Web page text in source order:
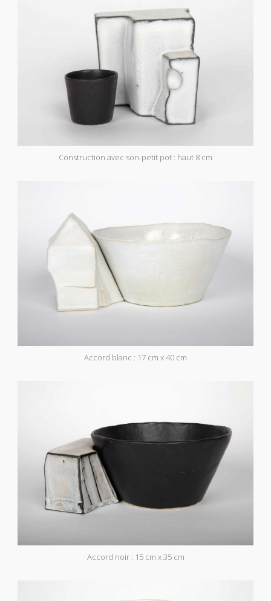
Construction avec son-petit pot : haut 8 cm
Accord blanc : 17 cm x 40 cm
Accord noir : 15 cm x 35 cm